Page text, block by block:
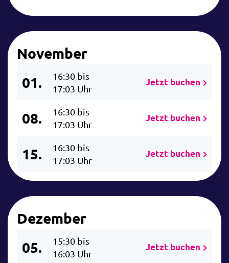
November
01.
16:30 bis
17:03 Uhr
Jetzt buchen
08.
16:30 bis
17:03 Uhr
Jetzt buchen
15.
16:30 bis
17:03 Uhr
Jetzt buchen
Dezember
05.
15:30 bis
16:03 Uhr
Jetzt buchen